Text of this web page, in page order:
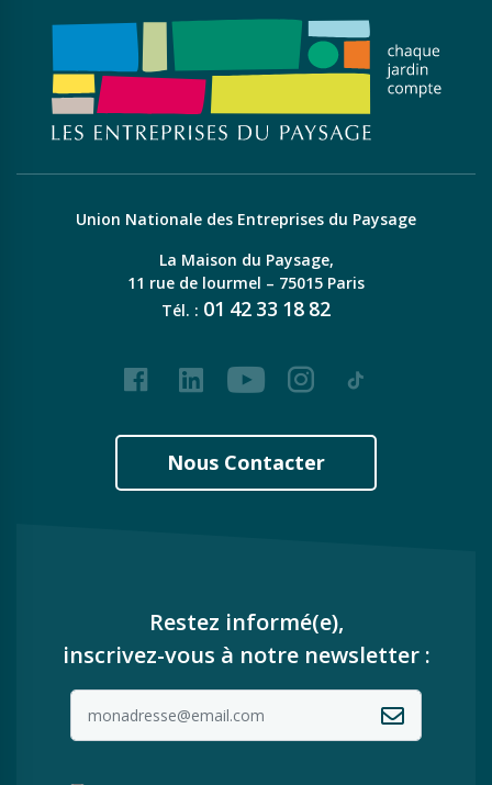
Union Nationale des Entreprises du Paysage
La Maison du Paysage,
11 rue de lourmel – 75015 Paris
Tél. : 01 42 33 18 82
FacebookLinkedInYoutubeInstagram
Tiktok
Nous Contacter
Restez informé(e),
inscrivez-vous à notre newsletter :